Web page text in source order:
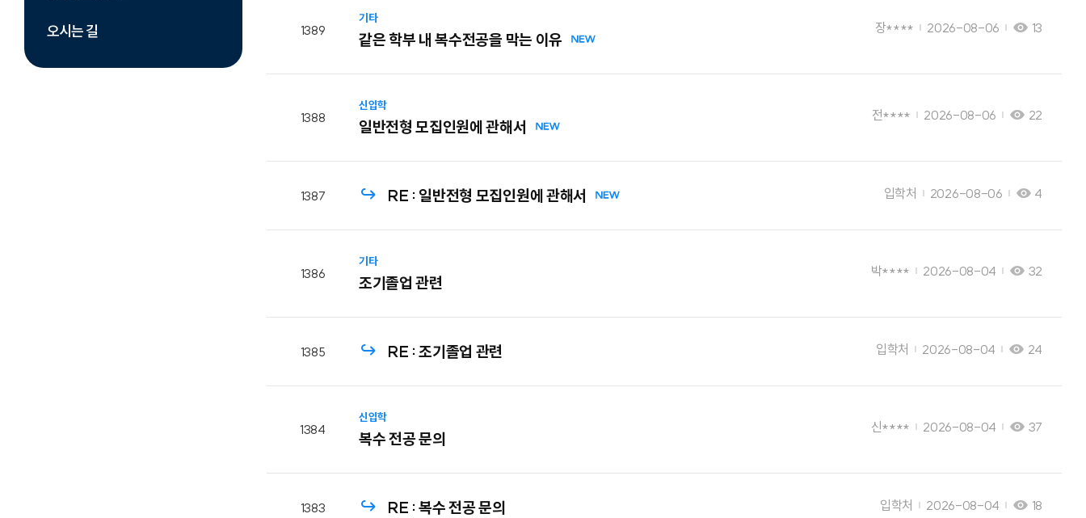
오시는 길 1389
기타
같은 학부 내 복수전공을 막는 이유
장**** 2026-08-06 13
1388
신입학
일반전형 모집인원에 관해서
전**** 2026-08-06 22
1387 일반전형 모집인원에 관해서 입학처 2026-08-06 4
1386
기타
조기졸업 관련
박**** 2026-08-04 32
1385 조기졸업 관련 입학처 2026-08-04 24
1384
신입학
복수 전공 문의
신**** 2026-08-04 37
1383 복수 전공 문의 입학처 2026-08-04 18